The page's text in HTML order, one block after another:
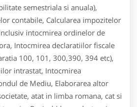
semestriala si anuala),
contabile, Calcularea impozitelor
intocmirea ordinelor de
Intocmirea declaratiilor fiscale
100, 101, 300,390, 394 etc),
intrastat, Intocmirea
de Mediu, Elaborarea altor
atat in limba romana, cat si